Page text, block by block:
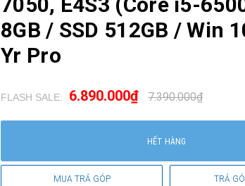
8GB / SSD 512GB / Win
Yr Pro
FLASH SALE: 6.890.000₫ 7.390.000₫
HẾT HÀNG
MUA TRẢ GÓP
TRẢ